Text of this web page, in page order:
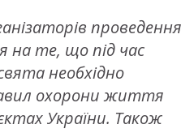
проведення
на те, що під час
необхідно
охорони життя
України. Також